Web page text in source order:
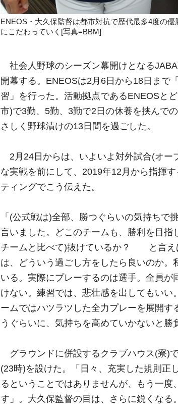
ENEOS・大久保監督は都市対抗で歴代最多4度の
にこだわっていく[写真=BBM]
社会人野球のシーズン幕開けとなる
開幕する。ENEOSは2月6日から18日まで
習」を行った。活動拠点であるENEOSと
市)で3勤、5勤、3勤で2日の休養を挟んで
さしく野球漬けの13日間を過ごした。
2月24日からは、いよいよ対外試合(オー
な実戦を前にして、2019年12月から指揮す
ティングでこう伝えた。
「(公式戦は)全部、勝つぐらいの気持ち
言いました。どこのチームも、勝利を目指
チームと比べて)抜けているか？ と言え
は、どういう過ごし方をしたら良いのか。
いる。実際にプレーするのは選手。全員が
けない。練習では、悲壮感を出してもいい
ームではハツラツした全力プレーを展開す
うぐらいに、気持ちを高めていかないと勝
グラウンドに併設するクラブハウス(寮)
(23時)を設けた。「日々、充実した規則正
るということではありませんが、もう一度
す」。大久保監督の目は、さらに鋭くなる。